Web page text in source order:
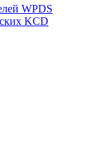
WPDS
KCD